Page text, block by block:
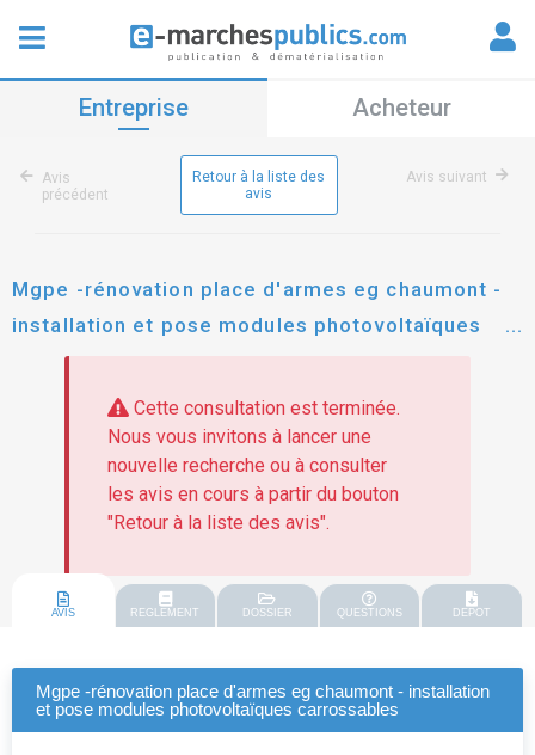
Entreprise Acheteur
Avis
précédent
Retour à la liste des
avis
Avis suivant
Mgpe -rénovation place d'armes eg chaumont -
installation et pose modules photovoltaïques
carrossables
Cette consultation est terminée.
Nous vous invitons à lancer une
nouvelle recherche ou à consulter
les avis en cours à partir du bouton
"Retour à la liste des avis".
AVIS REGLEMENT DOSSIER QUESTIONS DEPOT
Mgpe -rénovation place d'armes eg chaumont - installation
et pose modules photovoltaïques carrossables